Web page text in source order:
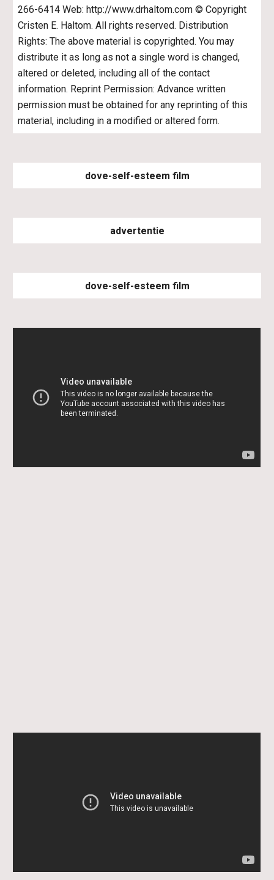
266-6414 Web: http://www.drhaltom.com © Copyright
Cristen E. Haltom. All rights reserved. Distribution
Rights: The above material is copyrighted. You may
distribute it as long as not a single word is changed,
altered or deleted, including all of the contact
information. Reprint Permission: Advance written
permission must be obtained for any reprinting of this
material, including in a modified or altered form.
dove-self-esteem film
advertentie
dove-self-esteem film